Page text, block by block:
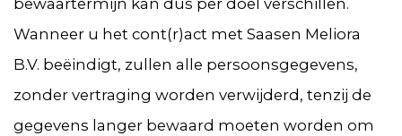
bewaartermijn kan dus per doel verschillen.
Wanneer u het cont(r)act met Saasen Meliora
B.V. beëindigt, zullen alle persoonsgegevens,
zonder vertraging worden verwijderd, tenzij de
gegevens langer bewaard moeten worden om